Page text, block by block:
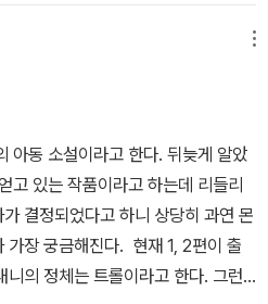
지고 있는 지에 대한 추리가 말입니
또 다른 이상한 존재가 주변에 있답
? 이들 존재의 정체에 대해 알기 위
로 이해하면 좋을 것 같습니다. 물론,
체의 재미가 있습니다. 그런데, 다
진진하고 본격적인 환상 모험이 시작
음 이야기가 더욱 기대됩니다. 이
등장합니다. 남매의 막내인 미미는
건데요. 동네 엄마들이 모두 여행을
아이들을 돌본대요!” 그렇게 어른
있다는 아이들의 바람과 한번쯤은
다는 어른들의 꿈이 만나 기발하고
들의 여름방학이 시작되고, 마침
을 비우게 된다. 출장으로 인해 아빠
서는 남겨진 아이들을 위해 아주 특
도 크고 몸집도 큰, 회갈색 털이 덥수
도착하게 되는데, 그렇게 축구를 좋
코비, 상상력이 가득한 막내 미미까
아동 소설이라고 한다. 뒤늦게 알았
고 있는 작품이라고 하는데 리들리
결정되었다고 하니 상당히 과연 몬
가장 궁금해진다. 현재 1, 2편이 출
의 정체는 트롤이라고 한다. 그런